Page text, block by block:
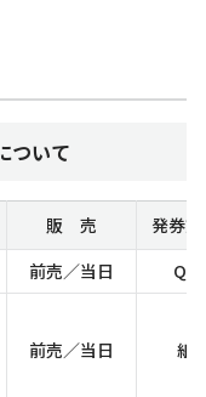
ついて
販 売
発券
前売／当日
QR
前売／当日 紙